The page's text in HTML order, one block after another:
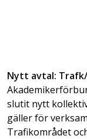
Nytt avtal:
slutit nytt
gäller för
Trafikområdet